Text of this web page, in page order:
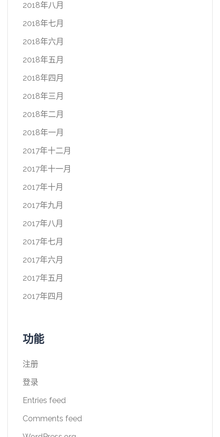
2018年八月
2018年七月
2018年六月
2018年五月
2018年四月
2018年三月
2018年二月
2018年一月
2017年十二月
2017年十一月
2017年十月
2017年九月
2017年八月
2017年七月
2017年六月
2017年五月
2017年四月
功能
注册
登录
Entries feed
Comments feed